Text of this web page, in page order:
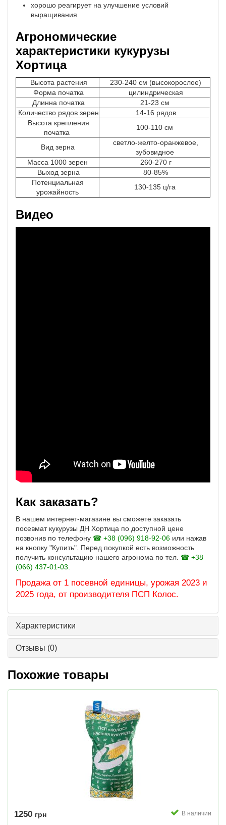
хорошо реагирует на улучшение условий
выращивания
Агрономические
характеристики кукурузы
Хортица
Высота растения
230-240 см (высокорослое)
Форма початка
цилиндрическая
Длинна початка
21-23 см
Количество рядов зерен
14-16 рядов
Высота крепления
початка
100-110 см
Вид зерна
светло-желто-оранжевое,
зубовидное
Масса 1000 зерен
260-270 г
Выход зерна
80-85%
Потенциальная
урожайность
130-135 ц/га
Видео
Как заказать?
В нашем интернет-магазине вы сможете заказать
посевмат кукурузы ДН Хортица по доступной цене
позвонив по телефону ☎ +38 (096) 918-92-06 или нажав
на кнопку "Купить". Перед покупкой есть возможность
получить консультацию нашего агронома по тел. ☎ +38
(066) 437-01-03
Продажа от 1 посевной единицы, урожая 2023 и
2025 года, от производителя ПСП Колос.
Характеристики
Отзывы (0)
Похожие товары
1250 грн В наличии